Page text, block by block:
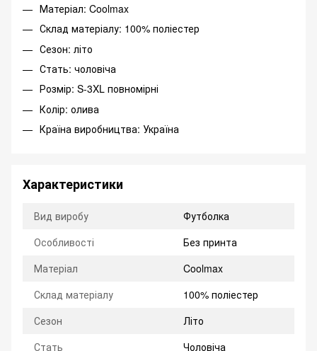
Матеріал: Coolmax
Склад матеріалу: 100% поліестер
Сезон: літо
Стать: чоловіча
Розмір: S-3XL повномірні
Колір: олива
Країна виробництва: Україна
Характеристики
Вид виробу
Футболка
Особливості
Без принта
Матеріал
Coolmax
Склад матеріалу
100% поліестер
Сезон
Літо
Стать
Чоловіча